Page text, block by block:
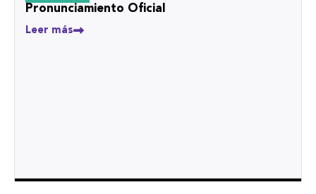
Pronunciamiento Oficial
Leer más